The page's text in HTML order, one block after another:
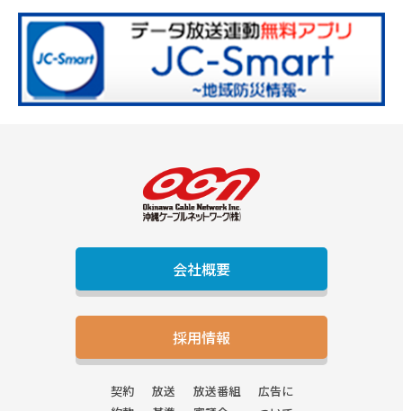
会社概要
採用情報
契約
放送
放送番組
広告に